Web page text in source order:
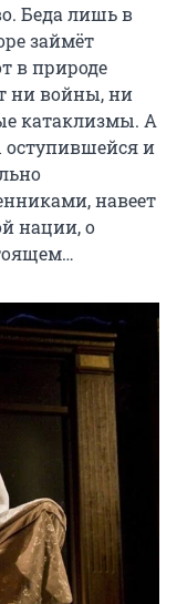
Беда лишь в
займёт
в природе
ни войны, ни
катаклизмы. А
оступившейся и
навеет
нации, о